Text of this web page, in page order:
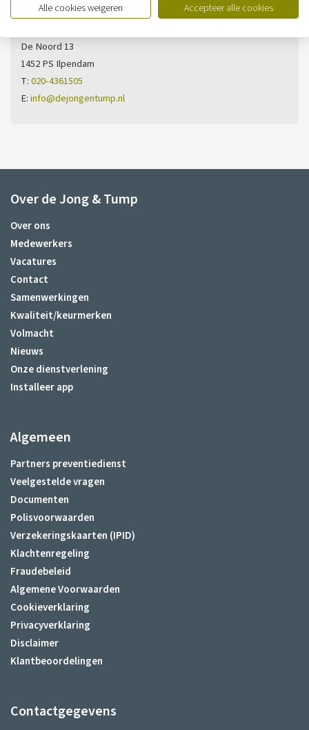
Vestiging Ilpendam
De Noord 13
1452 PS Ilpendam
T:020-4361505
E:info@dejongentump.nl
Over de Jong & Tump
Over ons
Medewerkers
Vacatures
Contact
Samenwerkingen
Kwaliteit/keurmerken
Volmacht
Nieuws
Onze dienstverlening
Installeer app
Algemeen
Partners preventiedienst
Veelgestelde vragen
Documenten
Polisvoorwaarden
Verzekeringskaarten (IPID)
Klachtenregeling
Fraudebeleid
Algemene Voorwaarden
Cookieverklaring
Privacyverklaring
Disclaimer
Klantbeoordelingen
Contactgegevens
Alle cookies weigeren
Accepteer alle cookies